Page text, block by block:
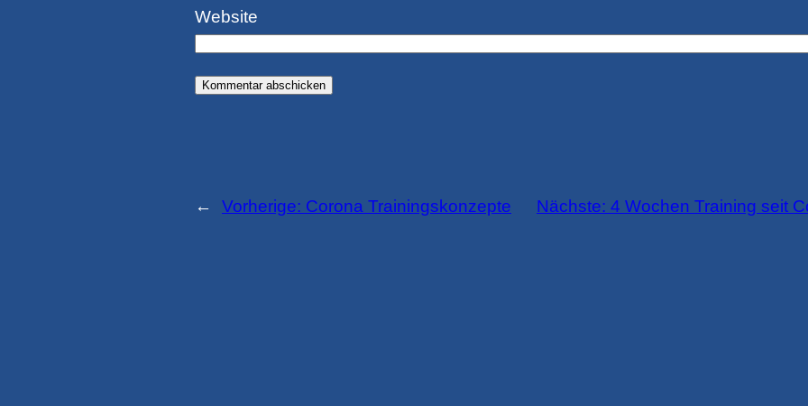
Website
← Vorherige: Corona Trainingskonzepte Nächste: 4 Wochen Training seit